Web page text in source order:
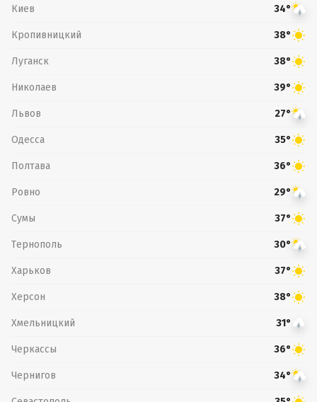
Киев 34°
Кропивницкий 38°
Луганск 38°
Николаев 39°
Львов 27°
Одесса 35°
Полтава 36°
Ровно 29°
Сумы 37°
Тернополь 30°
Харьков 37°
Херсон 38°
Хмельницкий 31°
Черкассы 36°
Чернигов 34°